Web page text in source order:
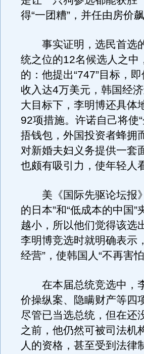
得“一团糟”，并任由房价
事实证明，选民首选
统之位的12名候选人之中
的：他提出“747”目标，
收入达4万美元，韩国经
大目标下，李明博还具体
92项措施。许诺自己将使
捂钱包，外国投资者蜂拥
对新婚夫妇义务提供一套
也颇有吸引力，使年轻人
美《国际先驱论坛报》
的日本”和“低成本的中国
越小，所以他们觉得该选
李明博竞选时就明确表示
经营”，使韩国人“不再害
在本届总统竞选中，
价操纵案、隐瞒财产等四
尽管已当选总统，但在还
之前，他仍然可被司法机
人的资格，甚至受到法律